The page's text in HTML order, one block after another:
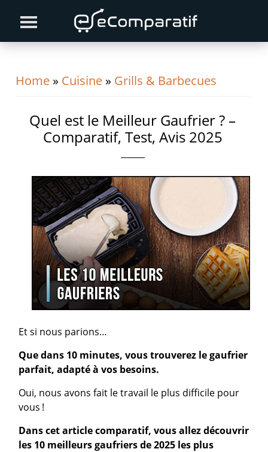
primary
content
primary
Home » Cuisine » Grills & Barbecues
Quel est le Meilleur Gaufrier ? –
Comparatif, Test, Avis 2025
Et si nous parions…
Que dans 10 minutes, vous trouverez le gaufrier
parfait, adapté à vos besoins.
Oui, nous avons fait le travail le plus difficile pour
vous !
Dans cet article comparatif, vous allez découvrir
les 10 meilleurs gaufriers de 2025 les plus